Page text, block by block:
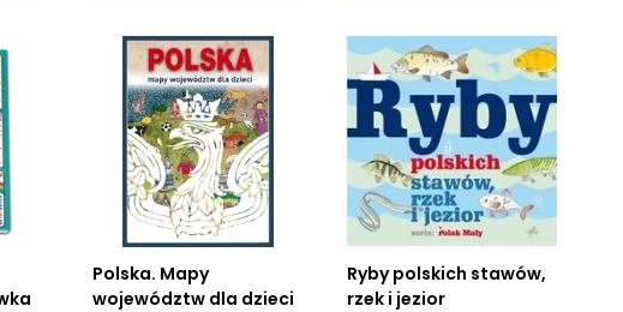
Polska. Mapy
województw dla dzieci
Ryby polskich stawów,
rzek i jezior